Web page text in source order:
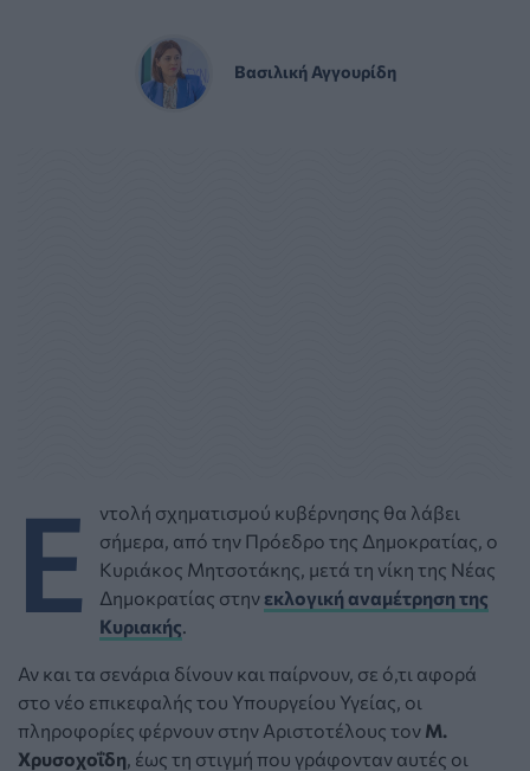
Βασιλική Αγγουρίδη
Ε
ντολή σχηματισμού κυβέρνησης θα λάβει
σήμερα, από την Πρόεδρο της Δημοκρατίας, ο
Κυριάκος Μητσοτάκης, μετά τη νίκη της Νέας
Δημοκρατίας στην εκλογική αναμέτρηση της
Κυριακής
Αν και τα σενάρια δίνουν και παίρνουν, σε ό,τι αφορά
στο νέο επικεφαλής του Υπουργείου Υγείας, οι
πληροφορίες φέρνουν στην Αριστοτέλους τον Μ.
Χρυσοχοΐδη , έως τη στιγμή που γράφονταν αυτές οι